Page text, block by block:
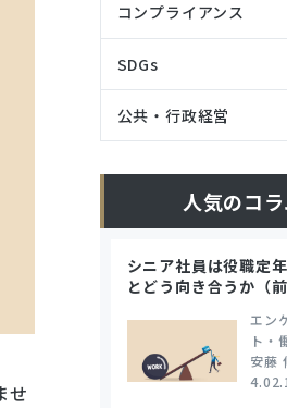
せ
コンプライアンス
SDGs
公共・行政経営
人気のコ
シニア社員は役職定
とどう向き合うか（前
エン
ト・
安藤